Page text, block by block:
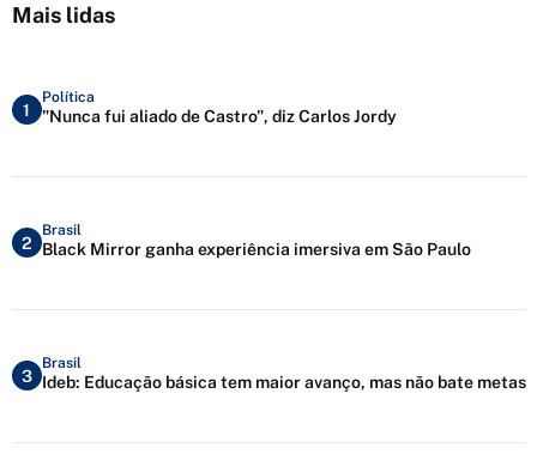
Mais lidas
1
Política
"Nunca fui aliado de Castro", diz Carlos Jordy
2
Brasil
Black Mirror ganha experiência imersiva em São Paulo
3
Brasil
Ideb: Educação básica tem maior avanço, mas não bate metas